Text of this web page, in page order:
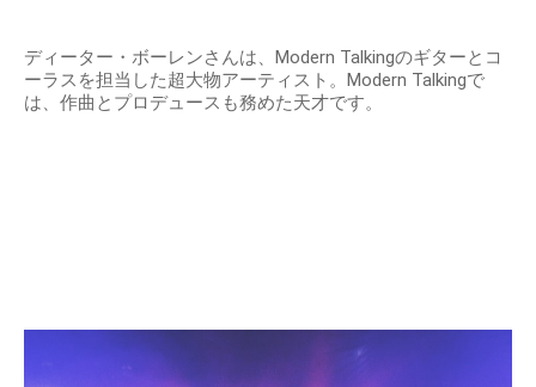
ディーター・ボーレンさんは、Modern Talkingのギターとコ
ーラスを担当した超大物アーティスト。Modern Talkingで
は、作曲とプロデュースも務めた天才です。